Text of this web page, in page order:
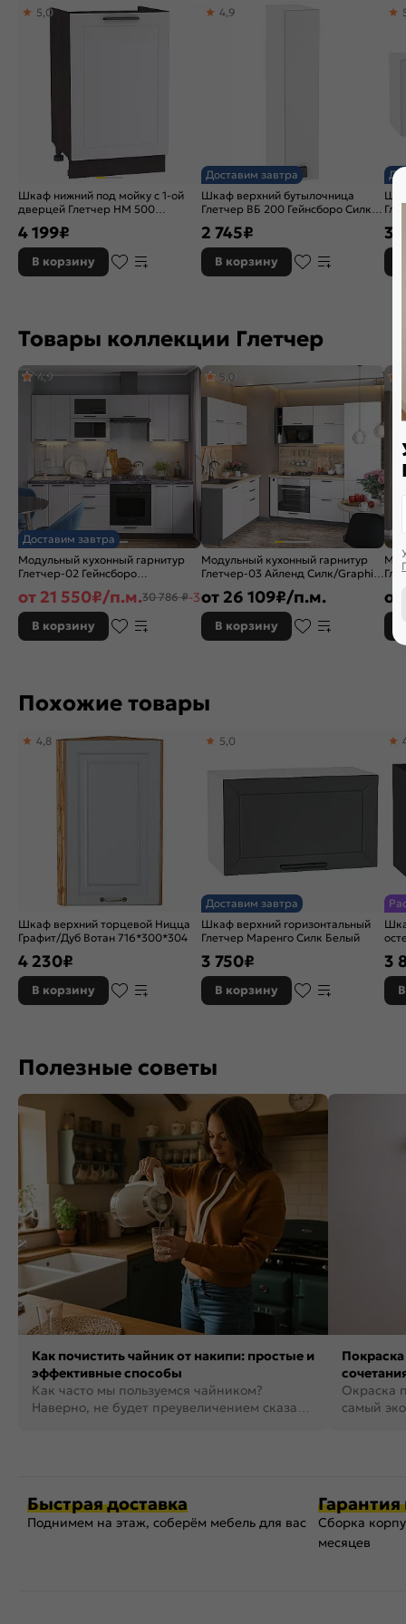
Тип поверхности:
Расположение:
Шкаф нижний под мойку с 1-ой
дверцей Глетчер НМ 500
5,0
4 199₽
В корзину
Доставим завтра
Шкаф верхний бутылочница
Глетчер ВБ 200 Гейнсборо Силк-
4,9
2 745₽
В корзину
3
Товары коллекции Глетчер
Доставим завтра
Модульный кухонный гарнитур
Глетчер-02 Гейнсборо
Силк/Graphite 2140x2400x600
4,9
от 21 550₽/п.м.30 786 ₽-30%
В корзину
Модульный кухонный гарнитур
Глетчер-03 Айленд Силк/Graphite
2140x1200/2000x600
5,0
от 26 109₽/п.м.
В корзину
от
Похожие товары
Шкаф верхний торцевой Ницца
Графит/Дуб Вотан 716*300*304
4,8
4 230₽
В корзину
Доставим завтра
Шкаф верхний горизонтальный
Глетчер Маренго Силк Белый
5,0
3 750₽
В корзину
3
Полезные советы
Как почистить чайник от накипи: простые и
эффективные способы
Как часто мы пользуемся чайником?
Наверно, не будет преувеличением сказать,
фото
Окраска
самый
Быстрая доставка
Поднимем на этаж, соберём мебель для вас
Гарантия
Сборка
месяцев